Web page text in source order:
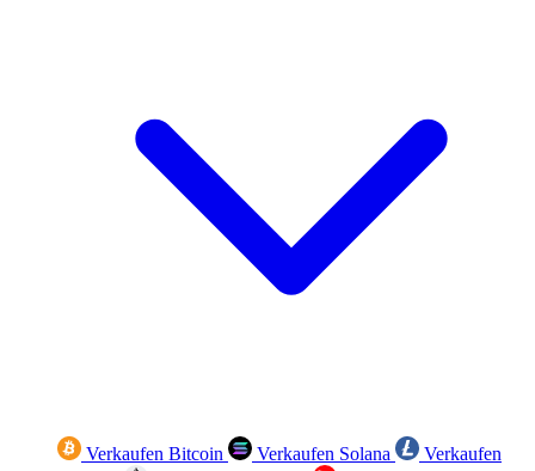
Verkaufen Bitcoin Verkaufen Solana
Verkaufen